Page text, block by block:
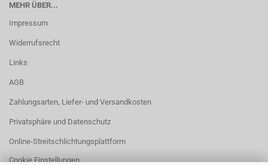
MEHR ÜBER...
Impressum
Widerrufsrecht
Links
AGB
Zahlungsarten, Liefer- und Versandkosten
Privatsphäre und Datenschutz
Online-Streitschlichtungsplattform
Cookie Einstellungen